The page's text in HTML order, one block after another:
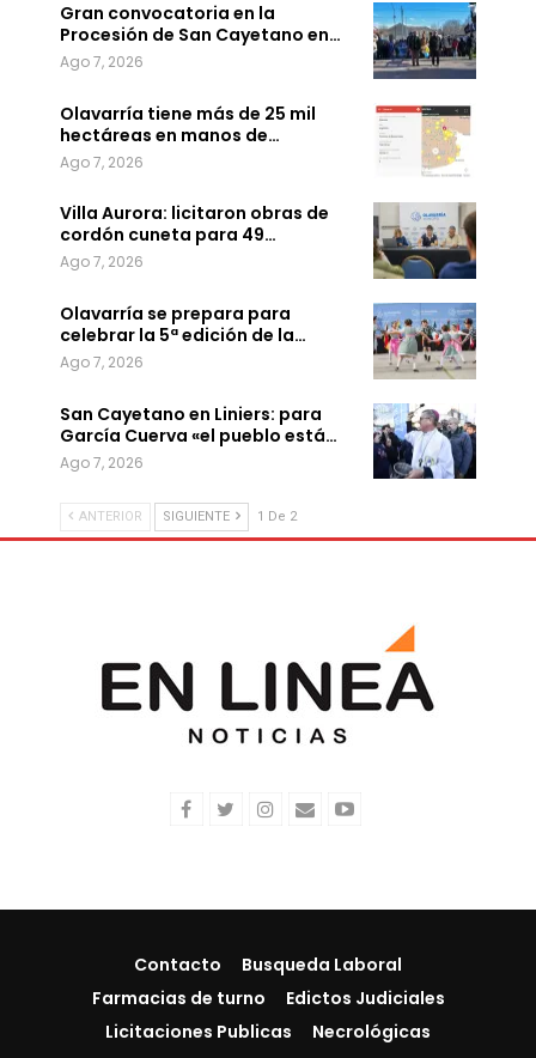
Gran convocatoria en la
Procesión de San Cayetano en…
Ago 7, 2026
Olavarría tiene más de 25 mil
hectáreas en manos de…
Ago 7, 2026
Villa Aurora: licitaron obras de
cordón cuneta para 49…
Ago 7, 2026
Olavarría se prepara para
celebrar la 5ª edición de la…
Ago 7, 2026
San Cayetano en Liniers: para
García Cuerva «el pueblo está…
Ago 7, 2026
ANTERIOR SIGUIENTE 1 De 2
Contacto
Busqueda Laboral
Farmacias de turno
Edictos Judiciales
Licitaciones Publicas
Necrológicas